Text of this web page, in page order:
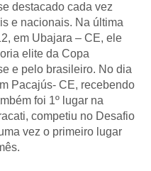
destacado cada vez
e nacionais. Na última
em Ubajara – CE, ele
elite da Copa
e pelo brasileiro. No dia
Pacajús- CE, recebendo
foi 1º lugar na
competiu no Desafio
vez o primeiro lugar